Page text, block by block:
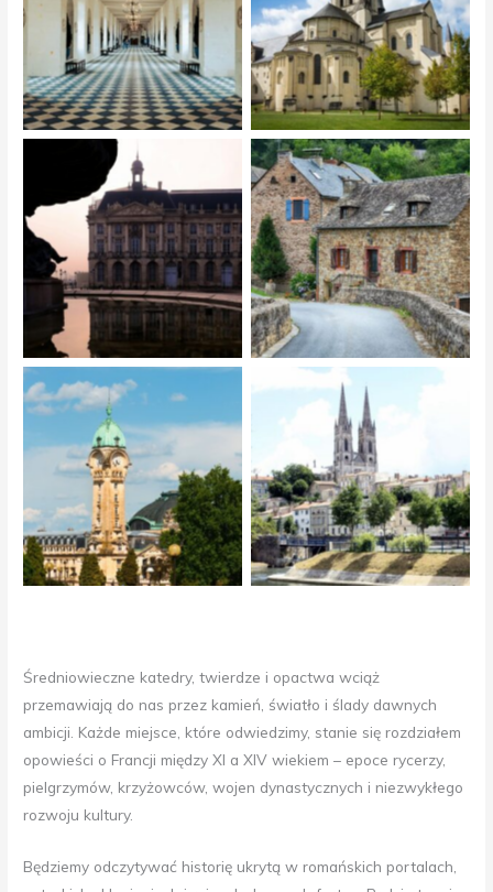
Wnętrze interior Château Opactwo w Fontevrau
Bordeaux
Średniowieczna wioska we
Francji
Katedra Saint Etienne,
Limoges
Katedra Saint-André w
Niort
Średniowieczne katedry, twierdze i opactwa wciąż
przemawiają do nas przez kamień, światło i ślady dawnych
ambicji. Każde miejsce, które odwiedzimy, stanie się rozdziałem
opowieści o Francji między XI a XIV wiekiem – epoce rycerzy,
pielgrzymów, krzyżowców, wojen dynastycznych i niezwykłego
rozwoju kultury.
Będziemy odczytywać historię ukrytą w romańskich portalach,